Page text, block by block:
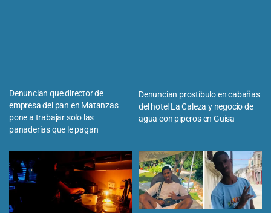
Denuncian que director de
empresa del pan en Matanzas
pone a trabajar solo las
panaderías que le pagan
Denuncian prostíbulo en cabañas
del hotel La Caleza y negocio de
agua con piperos en Guisa